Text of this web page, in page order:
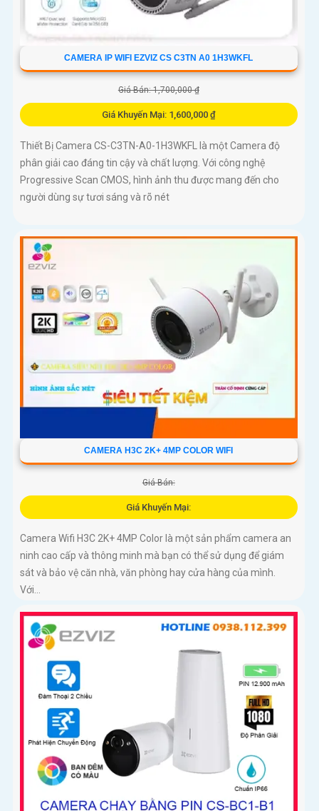
CAMERA IP WIFI EZVIZ CS C3TN A0 1H3WKFL
Giá Bán: 1,700,000 ₫
Giá Khuyến Mại: 1,600,000 ₫
Thiết Bị Camera CS-C3TN-A0-1H3WKFL là một Camera độ
phân giải cao đáng tin cậy và chất lượng. Với công nghệ
Progressive Scan CMOS, hình ảnh thu được mang đến cho
người dùng sự tươi sáng và rõ nét
CAMERA H3C 2K+ 4MP COLOR WIFI
Giá Bán:
Giá Khuyến Mại:
Camera Wifi H3C 2K+ 4MP Color là một sản phẩm camera an
ninh cao cấp và thông minh mà bạn có thể sử dụng để giám
sát và bảo vệ căn nhà, văn phòng hay cửa hàng của mình.
Với...